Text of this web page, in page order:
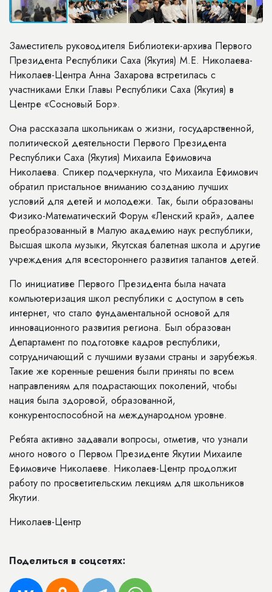
Заместитель руководителя Библиотеки-архива Первого
Президента Республики Саха (Якутия) М.Е. Николаева-
Николаев-Центра Анна Захарова встретилась с
участниками Елки Главы Республики Саха (Якутия) в
Центре «Сосновый Бор».
Она рассказала школьникам о жизни, государственной,
политической деятельности Первого Президента
Республики Саха (Якутия) Михаила Ефимовича
Николаева. Спикер подчеркнула, что Михаила Ефимович
обратил пристальное вниманию созданию лучших
условий для детей и молодежи. Так, были образованы
Физико-Математический Форум «Ленский край», далее
преобразованный в Малую академию наук республики,
Высшая школа музыки, Якутская балетная школа и другие
учреждения для всестороннего развития талантов детей.
По инициативе Первого Президента была начата
компьютеризация школ республики с доступом в сеть
интернет, что стало фундаментальной основой для
инновационного развития региона. Был образован
Департамент по подготовке кадров республики,
сотрудничающий с лучшими вузами страны и зарубежья.
Такие же коренные решения были приняты по всем
направлениям для подрастающих поколений, чтобы
нация была здоровой, образованной,
конкурентоспособной на международном уровне.
Ребята активно задавали вопросы, отметив, что узнали
много нового о Первом Президенте Якутии Михаиле
Ефимовиче Николаеве. Николаев-Центр продолжит
работу по просветительским лекциям для школьников
Якутии.
Николаев-Центр
Поделиться в соцсетях: